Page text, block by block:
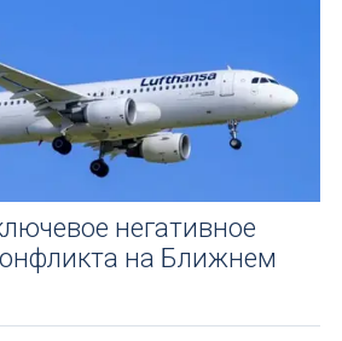
негативное
на Ближнем